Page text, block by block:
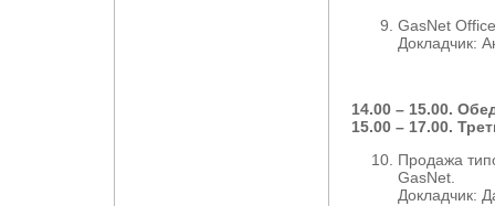
GasNet
Докладчик:
14.00 – 15.00.
15.00 – 17.00.
Продажа
GasNet.
Докладчик: